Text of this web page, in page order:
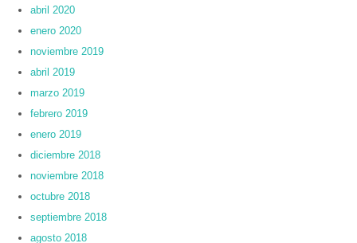
abril 2020
enero 2020
noviembre 2019
abril 2019
marzo 2019
febrero 2019
enero 2019
diciembre 2018
noviembre 2018
octubre 2018
septiembre 2018
agosto 2018